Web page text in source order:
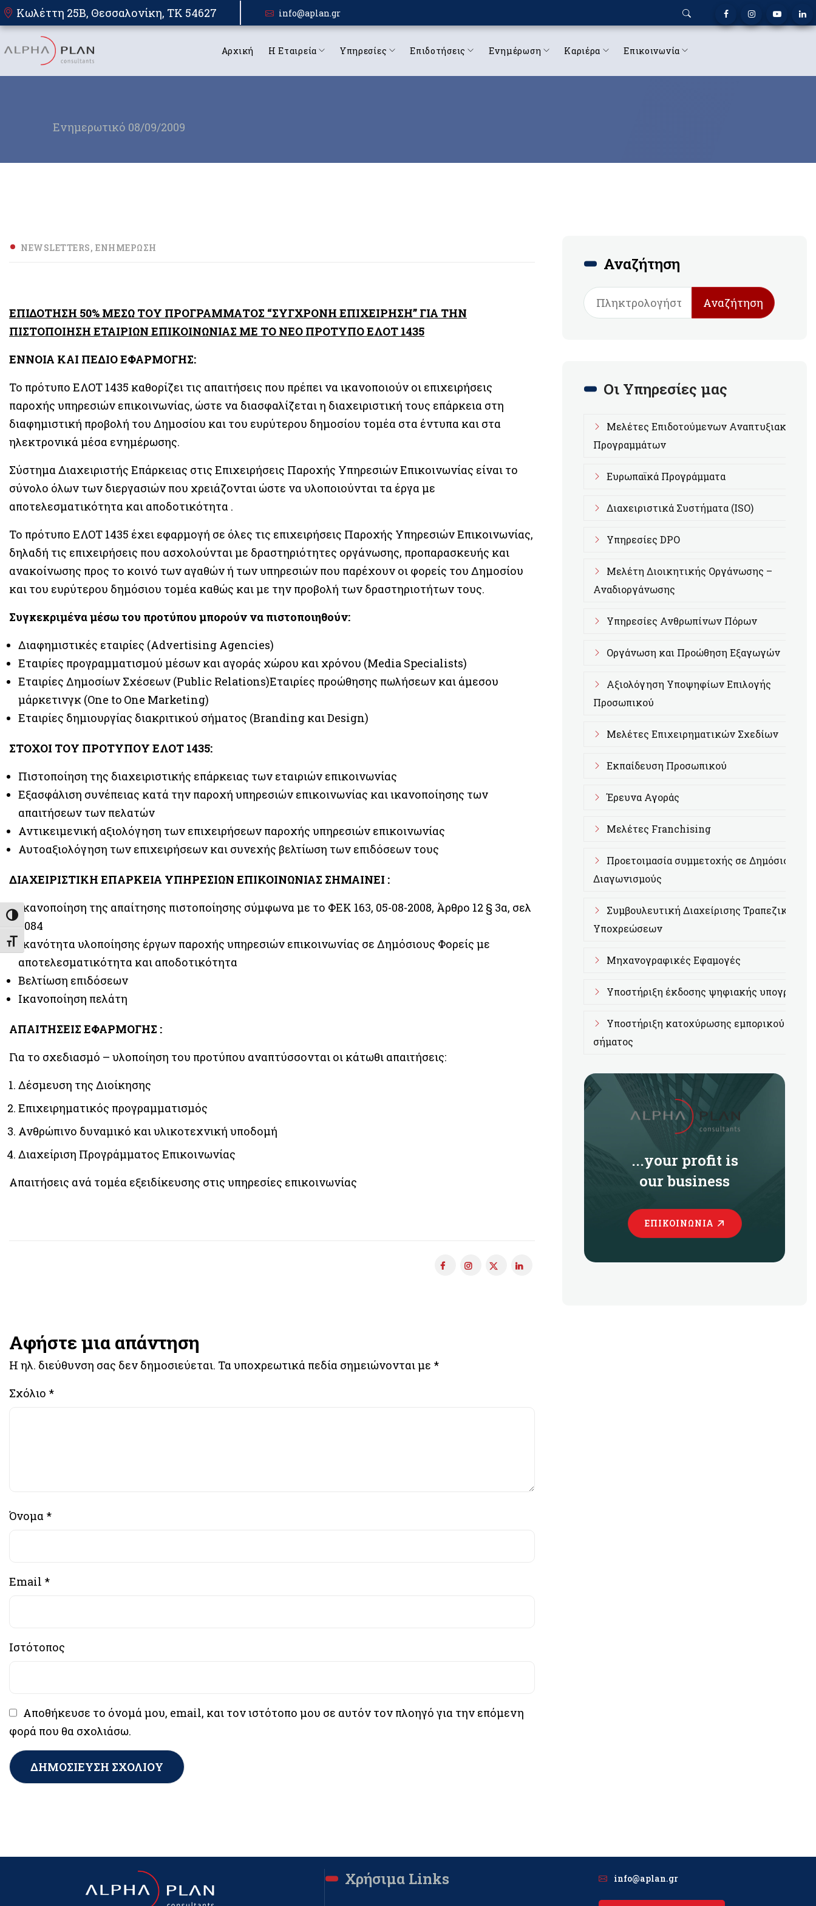
Εναλλαγή Υψηλής Αντίθεσης
Εναλλαγή Μεγέθους Γραμμάτων
Κωλέττη 25Β, Θεσσαλονίκη, TK 54627 info@aplan.gr
Αρχική Η Εταιρεία Υπηρεσίες Επιδοτήσεις Ενημέρωση Καριέρα Επικοινωνία
Ενημερωτικό 08/09/2009
NEWSLETTERS ΕΝΗΜΈΡΩΣΗ
ΕΠΙΔΟΤΗΣΗ 50% ΜΕΣΩ ΤΟΥ ΠΡΟΓΡΑΜΜΑΤΟΣ “ΣΥΓΧΡΟΝΗ ΕΠΙΧΕΙΡΗΣΗ” ΓΙΑ ΤΗΝ
ΠΙΣΤΟΠΟΙΗΣΗ ΕΤΑΙΡΙΩΝ ΕΠΙΚΟΙΝΩΝΙΑΣ ΜΕ ΤΟ ΝΕΟ ΠΡΟΤΥΠΟ ΕΛΟΤ 1435
ΕΝΝΟΙΑ ΚΑΙ ΠΕΔΙΟ ΕΦΑΡΜΟΓΗΣ:
Το πρότυπο ΕΛΟΤ 1435 καθορίζει τις απαιτήσεις που πρέπει να ικανοποιούν οι επιχειρήσεις
παροχής υπηρεσιών επικοινωνίας, ώστε να διασφαλίζεται η διαχειριστική τους επάρκεια στη
διαφημιστική προβολή του Δημοσίου και του ευρύτερου δημοσίου τομέα στα έντυπα και στα
ηλεκτρονικά μέσα ενημέρωσης.
Σύστημα Διαχειριστής Επάρκειας στις Επιχειρήσεις Παροχής Υπηρεσιών Επικοινωνίας είναι το
σύνολο όλων των διεργασιών που χρειάζονται ώστε να υλοποιούνται τα έργα με
αποτελεσματικότητα και αποδοτικότητα .
Το πρότυπο ΕΛΟΤ 1435 έχει εφαρμογή σε όλες τις επιχειρήσεις Παροχής Υπηρεσιών Επικοινωνίας,
δηλαδή τις επιχειρήσεις που ασχολούνται με δραστηριότητες οργάνωσης, προπαρασκευής και
ανακοίνωσης προς το κοινό των αγαθών ή των υπηρεσιών που παρέχουν οι φορείς του Δημοσίου
και του ευρύτερου δημόσιου τομέα καθώς και με την προβολή των δραστηριοτήτων τους.
Συγκεκριμένα μέσω του προτύπου μπορούν να πιστοποιηθούν:
Διαφημιστικές εταιρίες (Advertising Agencies)
Εταιρίες προγραμματισμού μέσων και αγοράς χώρου και χρόνου (Μedia Specialists)
Εταιρίες Δημοσίων Σχέσεων (Public Relations)Εταιρίες προώθησης πωλήσεων και άμεσου
μάρκετινγκ (One to One Marketing)
Εταιρίες δημιουργίας διακριτικού σήματος (Branding και Design)
ΣΤΟΧΟΙ ΤΟΥ ΠΡΟΤΥΠΟΥ ΕΛΟΤ 1435:
Πιστοποίηση της διαχειριστικής επάρκειας των εταιριών επικοινωνίας
Εξασφάλιση συνέπειας κατά την παροχή υπηρεσιών επικοινωνίας και ικανοποίησης των
απαιτήσεων των πελατών
Αντικειμενική αξιολόγηση των επιχειρήσεων παροχής υπηρεσιών επικοινωνίας
Αυτοαξιολόγηση των επιχειρήσεων και συνεχής βελτίωση των επιδόσεων τους
ΔΙΑΧΕΙΡΙΣΤΙΚΗ ΕΠΑΡΚΕΙΑ ΥΠΗΡΕΣΙΩΝ ΕΠΙΚΟΙΝΩΝΙΑΣ ΣΗΜΑΙΝΕΙ :
Ικανοποίηση της απαίτησης πιστοποίησης σύμφωνα με το ΦΕΚ 163, 05-08-2008, Άρθρο 12 § 3α, σελ
3084
Ικανότητα υλοποίησης έργων παροχής υπηρεσιών επικοινωνίας σε Δημόσιους Φορείς με
αποτελεσματικότητα και αποδοτικότητα
Βελτίωση επιδόσεων
Ικανοποίηση πελάτη
ΑΠΑΙΤΗΣΕΙΣ ΕΦΑΡΜΟΓΗΣ :
Για το σχεδιασμό – υλοποίηση του προτύπου αναπτύσσονται οι κάτωθι απαιτήσεις:
Δέσμευση της Διοίκησης
Επιχειρηματικός προγραμματισμός
Ανθρώπινο δυναμικό και υλικοτεχνική υποδομή
Διαχείριση Προγράμματος Επικοινωνίας
Απαιτήσεις ανά τομέα εξειδίκευσης στις υπηρεσίες επικοινωνίας
Αφήστε μια απάντηση
Η ηλ. διεύθυνση σας δεν δημοσιεύεται. Τα υποχρεωτικά πεδία σημειώνονται με *
Σχόλιο *
Όνομα *
Email *
Ιστότοπος
Αποθήκευσε το όνομά μου, email, και τον ιστότοπο μου σε αυτόν τον πλοηγό για την επόμενη
φορά που θα σχολιάσω.
Αναζήτηση
Αναζήτηση
Οι Υπηρεσίες μας
Μελέτες Επιδοτούμενων Αναπτυξιακών
Προγραμμάτων
Ευρωπαϊκά Προγράμματα
Διαχειριστικά Συστήματα (ISO)
Υπηρεσίες DPO
Μελέτη Διοικητικής Οργάνωσης –
Αναδιοργάνωσης
Υπηρεσίες Ανθρωπίνων Πόρων
Οργάνωση και Προώθηση Εξαγωγών
Αξιολόγηση Υποψηφίων Επιλογής
Προσωπικού
Μελέτες Επιχειρηματικών Σχεδίων
Εκπαίδευση Προσωπικού
Έρευνα Αγοράς
Μελέτες Franchising
Προετοιμασία συμμετοχής σε Δημόσιους
Διαγωνισμούς
Συμβουλευτική Διαχείρισης Τραπεζικών
Υποχρεώσεων
Μηχανογραφικές Εφαμογές
Υποστήριξη έκδοσης ψηφιακής υπογραφής
Υποστήριξη κατοχύρωσης εμπορικού
σήματος
...your profit is
our business
ΕΠΙΚΟΙΝΩΝΊΑ
Χρήσιμα Links info@aplan.gr